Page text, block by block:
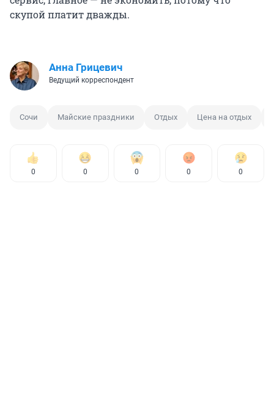
скупой платит дважды.
Анна Грицевич
Ведущий корреспондент
Сочи Майские праздники Отдых Цена на отдых
0 0 0 0 0